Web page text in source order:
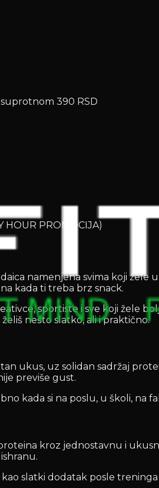
390 RSD
PROMOCIJA)
namenjena svima koji
kada ti treba brz snack.
sportiste i sve koji žele
nešto slatko, ali i praktično.
ukus, uz solidan sadržaj
previše gust.
kada si na poslu, u školi, na
kroz jednostavnu i
slatki dodatak posle